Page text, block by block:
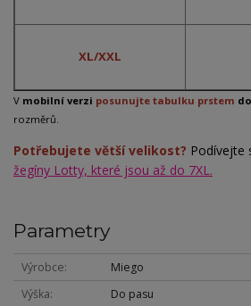
XL/XXL
V mobilní verzi posunujte tabulku prstem
rozměrů.
Potřebujete větší velikost? Podívejte
žegíny Lotty, které jsou až do 7XL.
Parametry
Výrobce
Miego
Výška
Do pasu